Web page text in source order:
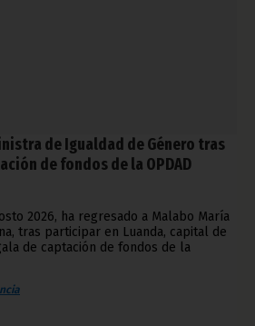
de Igualdad de Género tras
de fondos de la OPDAD
2026, ha regresado a Malabo María
tras participar en Luanda, capital de
de captación de fondos de la